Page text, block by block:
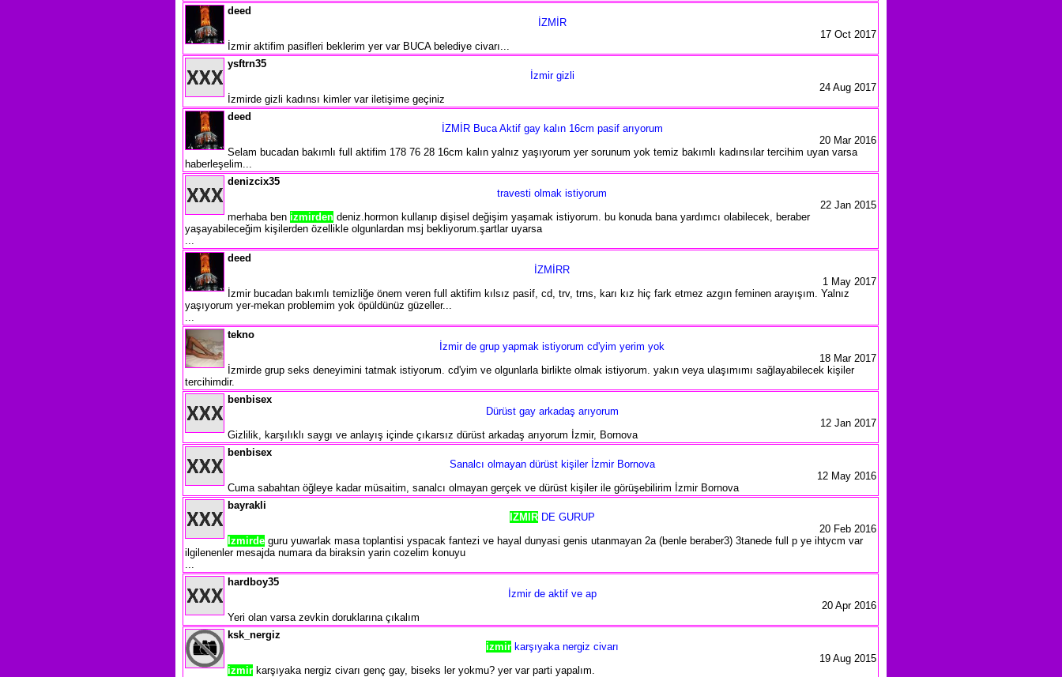
deed
İZMİR
17 Oct 2017
İzmir aktifim pasifleri beklerim yer var BUCA belediye civarı...
ysftrn35
İzmir gizli
24 Aug 2017
İzmirde gizli kadınsı kimler var iletişime geçiniz
deed
İZMİR Buca Aktif gay kalın 16cm pasif arıyorum
20 Mar 2016
Selam bucadan bakımlı full aktifim 178 76 28 16cm kalın yalnız yaşıyorum yer sorunum yok temiz bakımlı kadınsılar tercihim uyan varsa
haberleşelim...
denizcix35
travesti olmak istiyorum
22 Jan 2015
merhaba ben izmirden deniz.hormon kullanıp dişisel değişim yaşamak istiyorum. bu konuda bana yardımcı olabilecek, beraber
yaşayabileceğim kişilerden özellikle olgunlardan msj bekliyorum.şartlar uyarsa
deed
İZMİRR
1 May 2017
İzmir bucadan bakımlı temizliğe önem veren full aktifim kılsız pasif, cd, trv, trns, karı kız hiç fark etmez azgın feminen arayışım. Yalnız
yaşıyorum yer-mekan problemim yok öpüldünüz güzeller...
tekno
İzmir de grup yapmak istiyorum cd'yim yerim yok
18 Mar 2017
İzmirde grup seks deneyimini tatmak istiyorum. cd'yim ve olgunlarla birlikte olmak istiyorum. yakın veya ulaşımımı sağlayabilecek kişiler
tercihimdir.
benbisex
Dürüst gay arkadaş arıyorum
12 Jan 2017
Gizlilik, karşılıklı saygı ve anlayış içinde çıkarsız dürüst arkadaş arıyorum İzmir, Bornova
benbisex
Sanalcı olmayan dürüst kişiler İzmir Bornova
12 May 2016
Cuma sabahtan öğleye kadar müsaitim, sanalcı olmayan gerçek ve dürüst kişiler ile görüşebilirim İzmir Bornova
bayrakli
IZMIRDE GURUP
20 Feb 2016
Izmirde guru yuwarlak masa toplantisi yspacak fantezi ve hayal dunyasi genis utanmayan 2a (benle beraber3) 3tanede full p ye ihtycm var
ilgilenenler mesajda numara da biraksin yarin cozelim konuyu
hardboy35
İzmir de aktif ve ap
20 Apr 2016
Yeri olan varsa zevkin doruklarına çıkalım
ksk_nergiz
izmirkarşıyaka nergiz civarı
19 Aug 2015
izmir karşıyaka nergiz civarı genç gay, biseks ler yokmu? yer var parti yapalım.